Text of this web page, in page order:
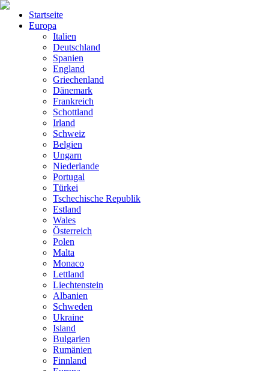
Startseite
Europa
Italien
Deutschland
Spanien
England
Griechenland
Dänemark
Frankreich
Schottland
Irland
Schweiz
Belgien
Ungarn
Niederlande
Portugal
Türkei
Tschechische Republik
Estland
Wales
Österreich
Polen
Malta
Monaco
Lettland
Liechtenstein
Albanien
Schweden
Ukraine
Island
Bulgarien
Rumänien
Finnland